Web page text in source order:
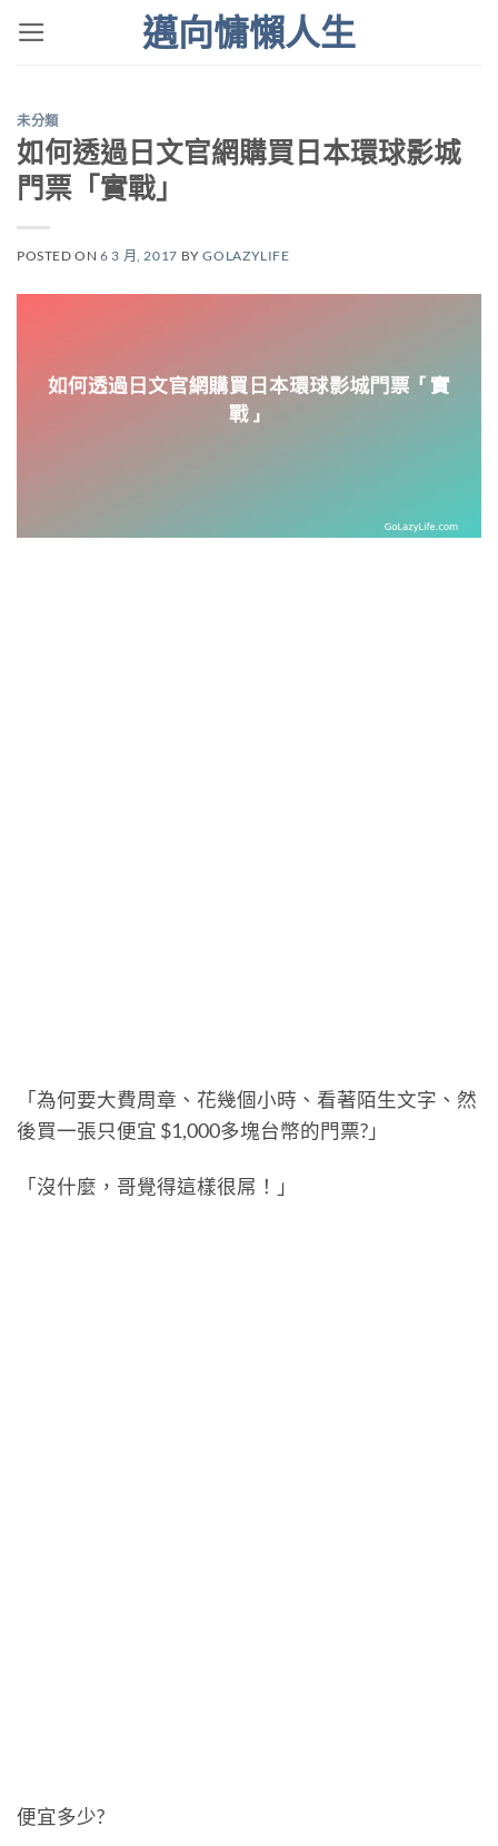
邁向慵懶人生
未分類
如何透過日文官網購買日本環球影城
門票「實戰」
POSTED ON6 3 月, 2017 BYGOLAZYLIFE
「為何要大費周章、花幾個小時、看著陌生文字、然
後買一張只便宜 $1,000多塊台幣的門票?」
「沒什麼，哥覺得這樣很屌！」
便宜多少?